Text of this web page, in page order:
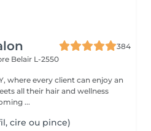
384
Belair L-2550
where every client can enjoy an
all their hair and wellness
...
cire ou pince)